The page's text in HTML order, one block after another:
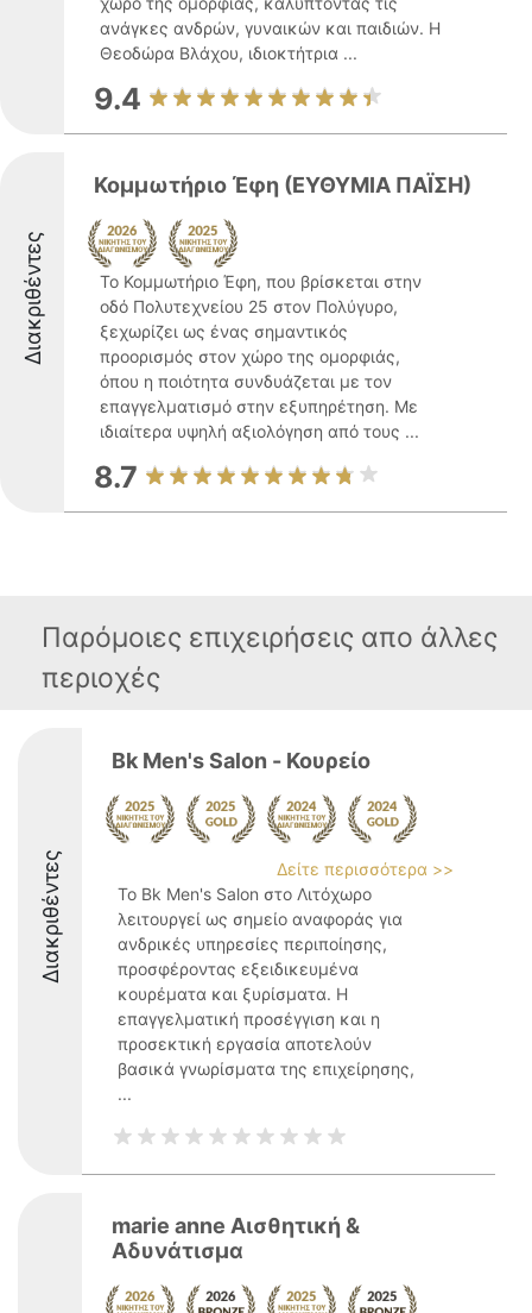
ανάγκες ανδρών, γυναικών και παιδιών. Η
Θεοδώρα Βλάχου, ιδιοκτήτρια ...
9.4
Διακριθέντες
Κομμωτήριο Έφη (ΕΥΘΥΜΙΑ ΠΑΪΣΗ)
Το Κομμωτήριο Έφη, που βρίσκεται στην
οδό Πολυτεχνείου 25 στον Πολύγυρο,
ξεχωρίζει ως ένας σημαντικός
προορισμός στον χώρο της ομορφιάς,
όπου η ποιότητα συνδυάζεται με τον
επαγγελματισμό στην εξυπηρέτηση. Με
ιδιαίτερα υψηλή αξιολόγηση από τους ...
8.7
Παρόμοιες επιχειρήσεις απο άλλες
περιοχές
Διακριθέντες
Bk Men's Salon - Κουρείο
Δείτε περισσότερα >>
Το Bk Men's Salon στο Λιτόχωρο
λειτουργεί ως σημείο αναφοράς για
ανδρικές υπηρεσίες περιποίησης,
προσφέροντας εξειδικευμένα
κουρέματα και ξυρίσματα. Η
επαγγελματική προσέγγιση και η
προσεκτική εργασία αποτελούν
βασικά γνωρίσματα της επιχείρησης,
...
marie anne Αισθητική &
Αδυνάτισμα